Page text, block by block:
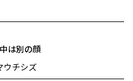
は別の顔
ウチシズ